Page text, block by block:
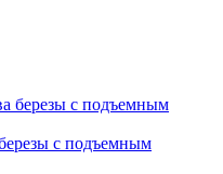
с подъемным